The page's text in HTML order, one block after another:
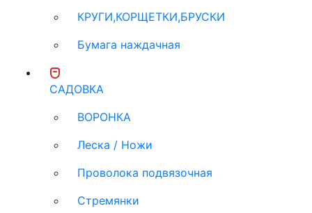
КРУГИ,КОРЩЕТКИ,БРУСКИ
Бумага наждачная
САДОВКА
ВОРОНКА
Леска / Ножи
Проволока подвязочная
Стремянки